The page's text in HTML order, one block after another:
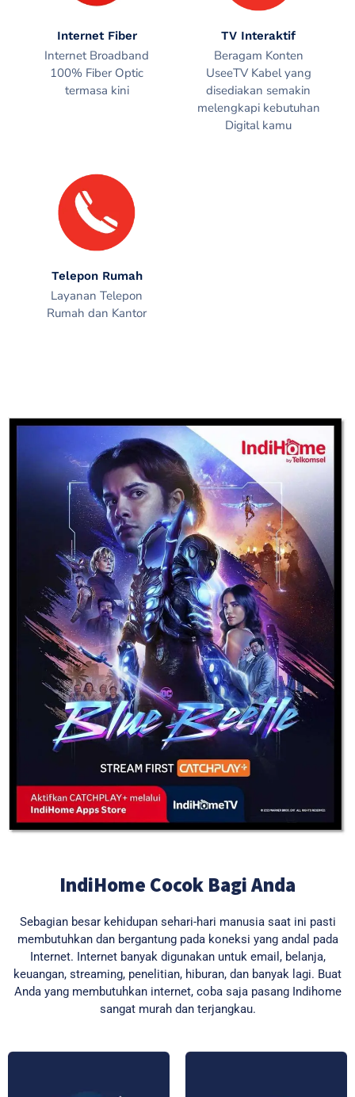
Internet Fiber
Internet Broadband
100% Fiber Optic
termasa kini
TV Interaktif
Beragam Konten
UseeTV Kabel yang
disediakan semakin
melengkapi kebutuhan
Digital kamu
Telepon Rumah
Layanan Telepon
Rumah dan Kantor
IndiHome Cocok Bagi Anda
Sebagian besar kehidupan sehari-hari manusia saat ini pasti
membutuhkan dan bergantung pada koneksi yang andal pada
Internet. Internet banyak digunakan untuk email, belanja,
keuangan, streaming, penelitian, hiburan, dan banyak lagi. Buat
Anda yang membutuhkan internet, coba saja pasang Indihome
sangat murah dan terjangkau.